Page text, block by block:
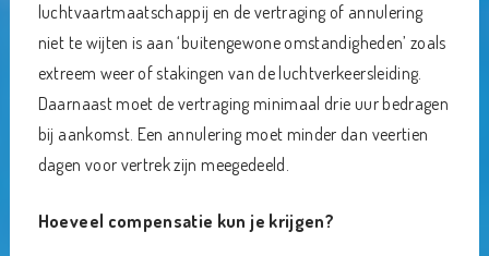
luchtvaartmaatschappij en de vertraging of annulering
niet te wijten is aan ‘buitengewone omstandigheden’ zoals
extreem weer of stakingen van de luchtverkeersleiding.
Daarnaast moet de vertraging minimaal drie uur bedragen
bij aankomst. Een annulering moet minder dan veertien
dagen voor vertrek zijn meegedeeld.
Hoeveel compensatie kun je krijgen?